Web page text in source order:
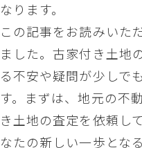
なります。
この記事をお読みいた
ました。古家付き土地
る不安や疑問が少しで
す。まずは、地元の不
き土地の査定を依頼し
なたの新しい一歩とな